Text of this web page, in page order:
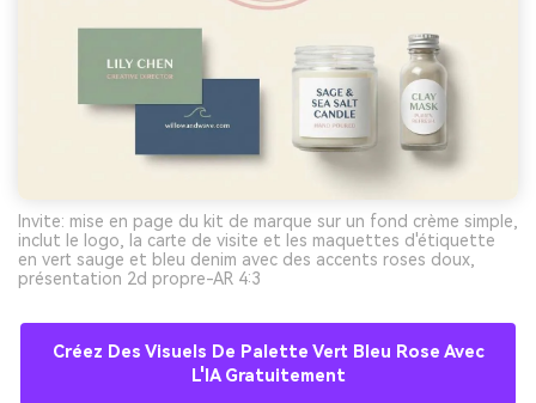
Invite: mise en page du kit de marque sur un fond crème simple,
inclut le logo, la carte de visite et les maquettes d'étiquette
en vert sauge et bleu denim avec des accents roses doux,
présentation 2d propre-AR 4:3
Créez Des Visuels De Palette Vert Bleu Rose Avec
L'IA Gratuitement